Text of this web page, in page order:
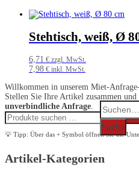
Search
for:
Suche
Stehtisch, weiß, Ø
6,71 € zzgl. MwSt.
7,98 € inkl. MwSt.
Willkommen in unserem Miet-
Stellen Sie Ihre Artikel zusammen und
unverbindliche Anfrage.
Suchen
nach:
💡 Tipp: Über das + Symbol öffnen Sie die
Artikel-Kategorien